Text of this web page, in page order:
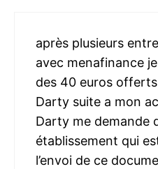
après plusieurs
avec menafinance
des 40 euros offerts
Darty suite a mon
Darty me demande
établissement qui
l’envoi de ce